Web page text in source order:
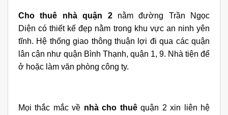
Cho thuê nhà quận 2
nằm đường Trần Ngọc
Diện có thiết kế đẹp nằm trong khu vực an ninh yên
tĩnh. Hệ thống giao thông thuận lợi đi qua các quận
lân cận như quận Bình Thạnh, quận 1, 9. Nhà tiện để
ở hoặc làm văn phòng công ty.
Mọi thắc mắc về nhà cho thuêquận 2 xin liên hệ